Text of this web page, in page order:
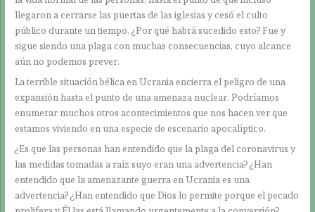
llegaron a cerrarse las puertas de las iglesias y cesó el culto
público durante un tiempo. ¿Por qué habrá sucedido esto? Fue y
sigue siendo una plaga con muchas consecuencias, cuyo alcance
aún no podemos prever.
La terrible situación bélica en Ucrania encierra el peligro de una
expansión hasta el punto de una amenaza nuclear. Podríamos
enumerar muchos otros acontecimientos que nos hacen ver que
estamos viviendo en una especie de escenario apocalíptico.
¿Es que las personas han entendido que la plaga del coronavirus y
las medidas tomadas a raíz suyo eran una advertencia? ¿Han
entendido que la amenazante guerra en Ucrania es una
advertencia? ¿Han entendido que Dios lo permite porque el pecado